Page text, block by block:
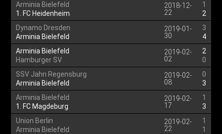
Arminia Bielefeld
1. FC Heidenheim
2018-12-
22
1
2
Dynamo Dresden
Arminia Bielefeld
2019-01-
30
3
4
Arminia Bielefeld
Hamburger SV
2019-02-
02
2
0
SSV Jahn Regensburg
Arminia Bielefeld
2019-02-
08
0
3
Arminia Bielefeld
1. FC Magdeburg
2019-02-
17
1
3
Union Berlin
Arminia Bielefeld
2019-02-
22
1
1